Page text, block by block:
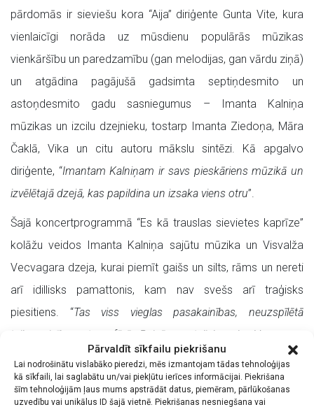
Pārvaldīt sīkfailu piekrišanu
Lai nodrošinātu vislabāko pieredzi, mēs izmantojam tādas tehnoloģijas
kā sīkfaili, lai saglabātu un/vai piekļūtu ierīces informācijai. Piekrišana
šīm tehnoloģijām ļaus mums apstrādāt datus, piemēram, pārlūkošanas
uzvedību vai unikālus ID šajā vietnē. Piekrišanas nesniegšana vai
pārdomās ir sieviešu kora “Aija” diriģente Gunta Vite, kura
vienlaicīgi norāda uz mūsdienu populārās mūzikas
vienkāršību un paredzamību (gan melodijas, gan vārdu ziņā)
un atgādina pagājušā gadsimta septiņdesmito un
astoņdesmito gadu sasniegumus – Imanta Kalniņa
mūzikas un izcilu dzejnieku, tostarp Imanta Ziedoņa, Māra
Čaklā, Vika un citu autoru mākslu sintēzi. Kā apgalvo
diriģente, “Imantam Kalniņam ir savs pieskāriens mūzikā un
izvēlētajā dzejā, kas papildina un izsaka viens otru”.
Šajā koncertprogrammā “Es kā trauslas sievietes kaprīze”
kolāžu veidos Imanta Kalniņa sajūtu mūzika un Visvalža
Vecvagara dzeja, kurai piemīt gaišs un silts, rāms un nereti
arī idillisks pamattonis, kam nav svešs arī traģisks
piesitiens. “Tas viss vieglas pasakainības, neuzspīlētā
teiksmainības atmosfērā. Reizēm pat liekas, ka Vecvagara
ziemeļnieciskā daba, ar nokaitēto pasauli tiekoties, veido tādu
kā vieglu dūmaku. Tā neko neaizsedz, bet ir,” 1981. gada
laikrakstā “Literatūra un Māksla” raksta Māris Čaklais. Turpat